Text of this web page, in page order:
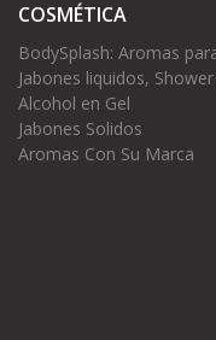
COSMÉTICA
BodySplash: Aromas
Jabones liquidos,
Alcohol en Gel
Jabones Solidos
Aromas Con Su Marca